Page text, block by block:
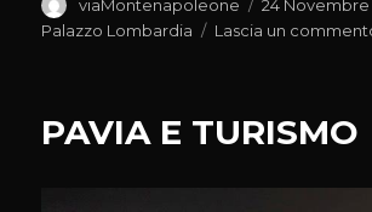
viaMontenapoleone
il
24 Novembre
Palazzo Lombardia
Lascia un
PAVIA E TURISMO